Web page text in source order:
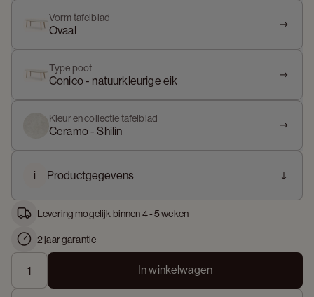
Vorm tafelblad
Ovaal
Type poot
Conico - natuurkleurige eik
Kleur en collectie tafelblad
Ceramo - Shilin
i Productgegevens
Levering mogelijk binnen 4 - 5 weken
2 jaar garantie
In winkelwagen